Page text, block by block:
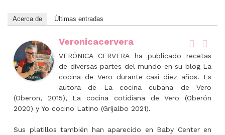
Acerca de Últimas entradas
Veronicacervera
VERÓNICA CERVERA ha publicado recetas
de diversas partes del mundo en su blog La
cocina de Vero durante casi diez años. Es
autora de La cocina cubana de Vero
(Oberon, 2015), La cocina cotidiana de Vero (Oberón
2020) y Yo cocino Latino (Grijalbo 2021).
Sus platillos también han aparecido en Baby Center en